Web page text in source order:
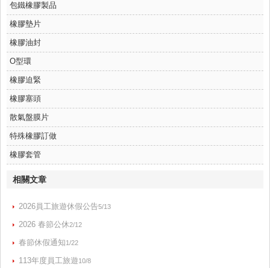
包鐵橡膠製品
橡膠墊片
橡膠油封
O型環
橡膠迫緊
橡膠塞頭
散氣盤膜片
特殊橡膠訂做
橡膠套管
相關文章
2026員工旅遊休假公告5/13
2026 春節公休2/12
春節休假通知1/22
113年度員工旅遊10/8